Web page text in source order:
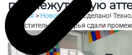
промежуточную
Главная > Новости
Сделано!
из растительного сырья сдали